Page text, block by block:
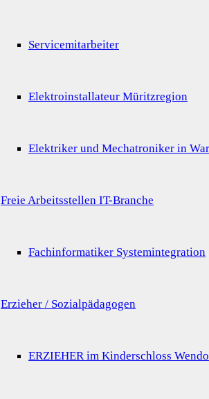
Servicemitarbeiter
Elektroinstallateur Müritzregion
Elektriker und Mechatroniker in
Freie Arbeitsstellen IT-Branche
Fachinformatiker Systemintegration
Erzieher / Sozialpädagogen
ERZIEHER im Kinderschloss